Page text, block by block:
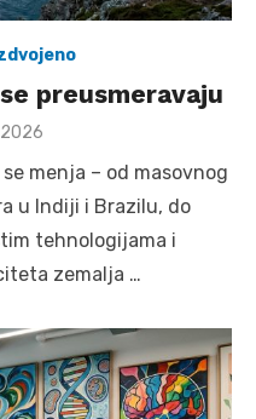
preusmeravaju
menja – od masovnog
u Indiji i Brazilu, do
tehnologijama i
zemalja …